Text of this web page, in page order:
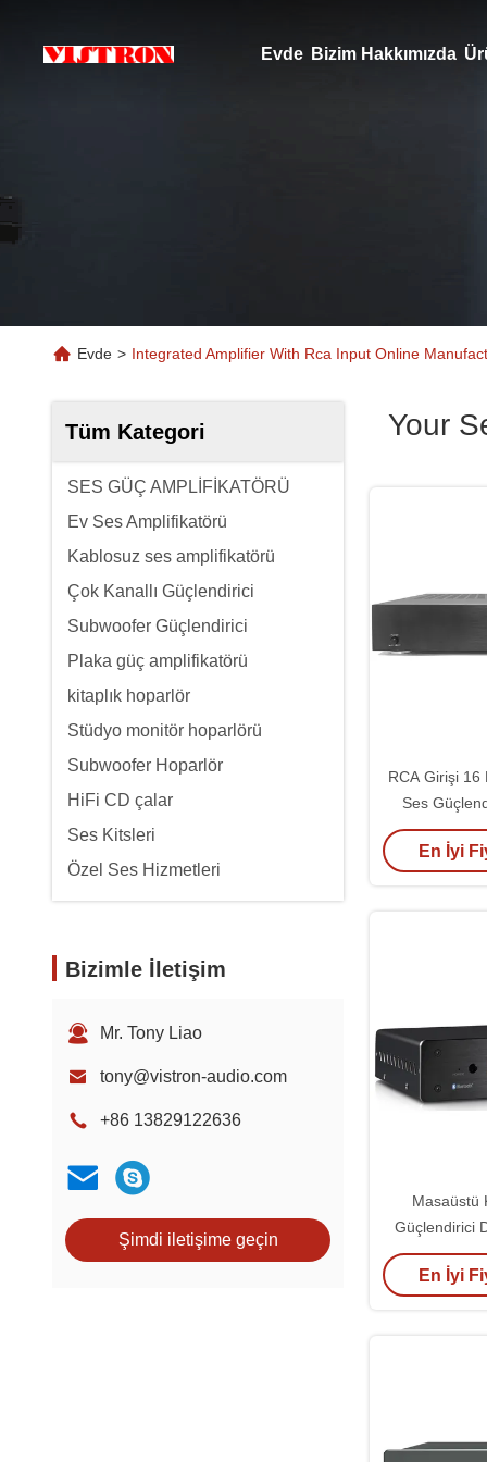
Evde Bizim Hakkımızda
Evde > Integrated Amplifier With Rca Input Online
Tüm Kategori
SES GÜÇ AMPLİFİKATÖRÜ
Ev Ses Amplifikatörü
Kablosuz ses amplifikatörü
Çok Kanallı Güçlendirici
Subwoofer Güçlendirici
Plaka güç amplifikatörü
kitaplık hoparlör
Stüdyo monitör hoparlörü
Subwoofer Hoparlör
HiFi CD çalar
Ses Kitsleri
Özel Ses Hizmetleri
Bizimle İletişim
Mr. Tony Liao
tony@vistron-audio.com
+86 13829122636
Şimdi iletişime geçin
Your
RCA Girişi 16
Ses
Dijital
En İyi
Masaüstü
Güçlendirici D
Güçlendirici
En İyi